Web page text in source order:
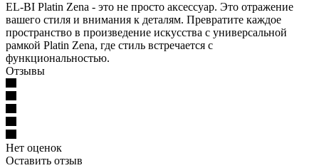
EL-BI Platin Zena - это не просто аксессуар. Это отражение
вашего стиля и внимания к деталям. Превратите каждое
пространство в произведение искусства с универсальной
рамкой Platin Zena, где стиль встречается с
функциональностью.
Отзывы
Нет оценок
Оставить отзыв